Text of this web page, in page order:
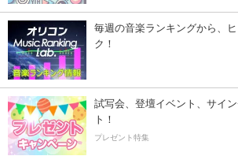
毎週の音楽ランキングから、
ク！
試写会、登壇イベント、サイ
ト！
プレゼント特集